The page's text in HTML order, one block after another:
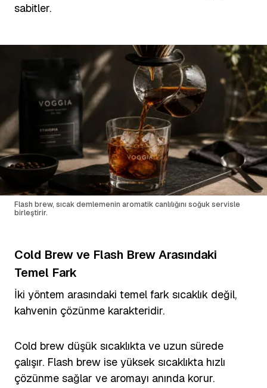
sabitler.
Flash brew, sıcak demlemenin aromatik canlılığını soğuk servisle
birleştirir.
Cold Brew ve Flash Brew Arasındaki
Temel Fark
İki yöntem arasındaki temel fark sıcaklık değil,
kahvenin çözünme karakteridir.
Cold brew düşük sıcaklıkta ve uzun sürede
çalışır. Flash brew ise yüksek sıcaklıkta hızlı
çözünme sağlar ve aromayı anında korur.